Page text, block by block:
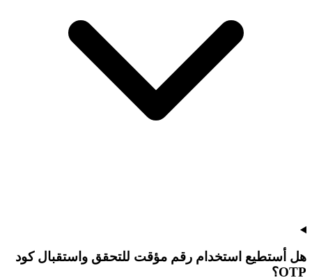
هل أستطيع استخدام رقم مؤقت للتحقق واستقبال كود
OTP؟